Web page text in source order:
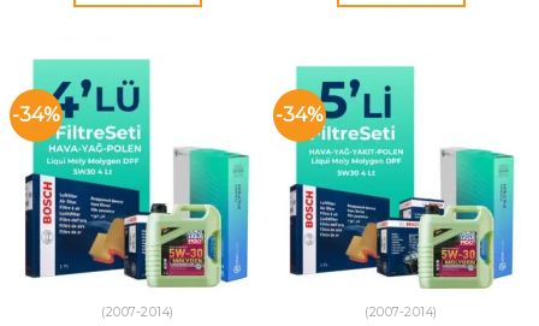
-34%
(2007-2014)
-34%
(2007-2014)